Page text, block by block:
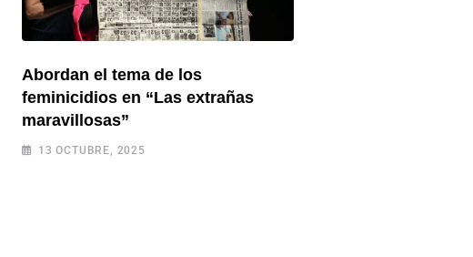
Abordan el tema de los
feminicidios en “Las extrañas
maravillosas”
13 OCTUBRE, 2025